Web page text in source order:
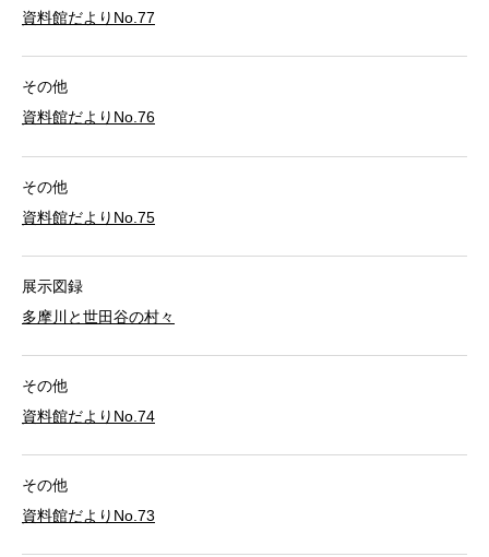
資料館だよりNo.77
その他
資料館だよりNo.76
その他
資料館だよりNo.75
展示図録
多摩川と世田谷の村々
その他
資料館だよりNo.74
その他
資料館だよりNo.73